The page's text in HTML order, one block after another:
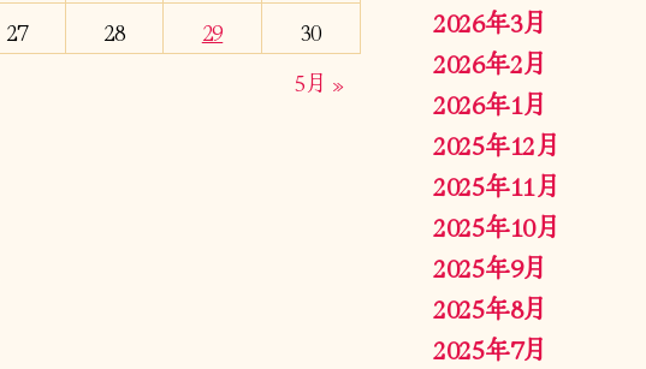
27 28 29
30
5月 »
2026年3月
2026年2月
2026年1月
2025年12月
2025年11月
2025年10月
2025年9月
2025年8月
2025年7月